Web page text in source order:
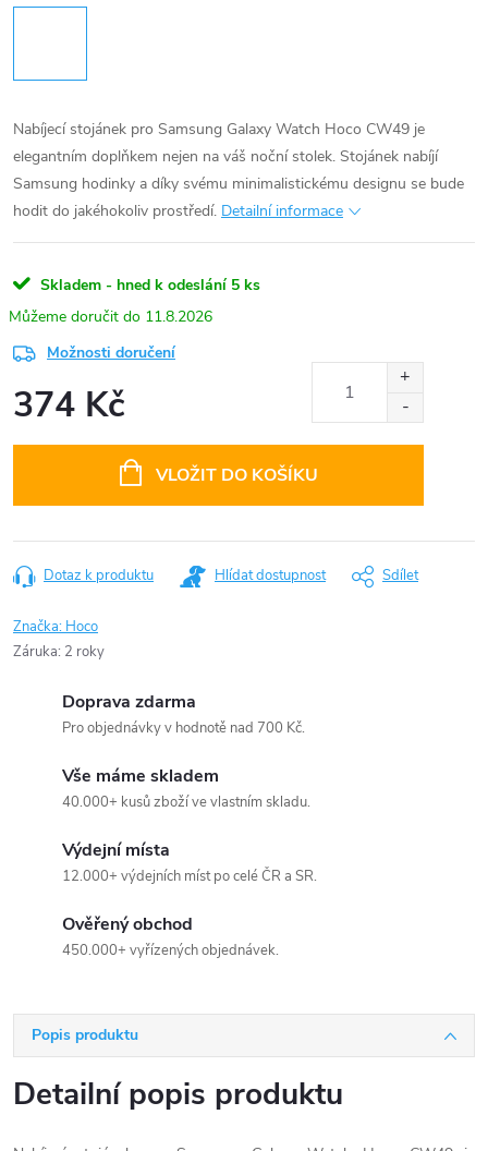
Nabíjecí stojánek pro Samsung Galaxy Watch Hoco CW49 je
elegantním doplňkem nejen na váš noční stolek. Stojánek nabíjí
Samsung hodinky a díky svému minimalistickému designu se bude
hodit do jakéhokoliv prostředí. Detailní informace
Skladem - hned k odeslání 5 ks
11.8.2026
Možnosti doručení
374 Kč
VLOŽIT DO KOŠÍKU
Dotaz k produktu Hlídat dostupnost Sdílet
Značka: Hoco
Záruka: 2 roky
Doprava zdarma
Pro objednávky v hodnotě nad 700 Kč.
Vše máme skladem
40.000+ kusů zboží ve vlastním skladu.
Výdejní místa
12.000+ výdejních míst po celé ČR a SR.
Ověřený obchod
450.000+ vyřízených objednávek.
Popis produktu
Detailní popis produktu